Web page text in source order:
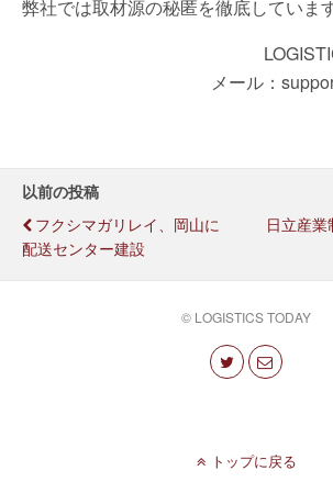
弊社では取材源の秘匿を徹底しています
メール：
以前の投稿
フクシマガリレイ、岡山に
配送センター建設
日立産
© LOGISTICS TODAY
トップに戻る